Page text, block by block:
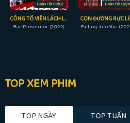
Hoàn Tất (12/12)
CÔNG TỐ VIÊN LÁCH LUẬT
Bad Prosecutor (2022)
Hoàn Tất (26/
CON ĐƯỜNG RỰC
Falling Into You
TOP XEM PHIM
TOP NGÀY TOP TUẦN